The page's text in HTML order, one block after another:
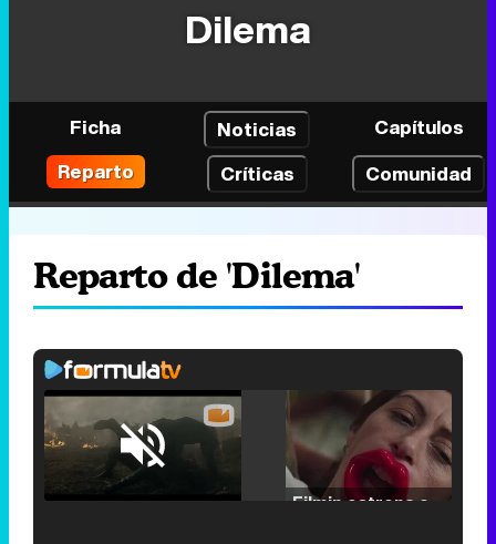
Dilema
Ficha Noticias
Capítulos
Reparto
Críticas Comunidad
Reparto de 'Dilema'
/